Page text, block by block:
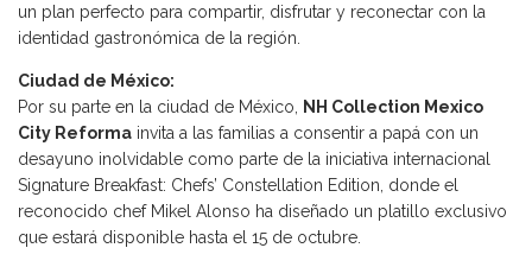
un plan perfecto para compartir, disfrutar y reconectar con la
identidad gastronómica de la región.
Ciudad de México:
Por su parte en la ciudad de México, NH Collection Mexico
City Reforma invita a las familias a consentir a papá con un
desayuno inolvidable como parte de la iniciativa internacional
Signature Breakfast: Chefs’ Constellation Edition, donde el
reconocido chef Mikel Alonso ha diseñado un platillo exclusivo
que estará disponible hasta el 15 de octubre.